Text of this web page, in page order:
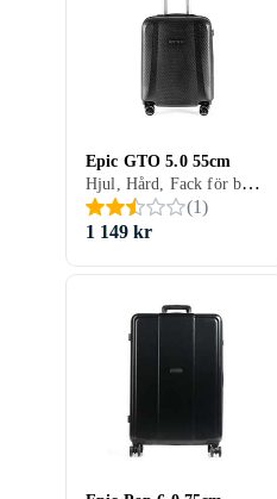
Epic GTO 5.0 55cm
Hjul, Hård, Fack för bärbar dator/surfplatta, Kabinväska
(1)
1 149 kr